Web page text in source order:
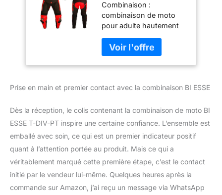
en cuir et tissu,
divisible en 2
pièces veste et
pantalon, réglable
(Noir/Rouge, L)
Combinaison :
combinaison de moto
pour adulte hautement
combinaison divisible et
réglable (veste et
pantalon) Matière : cuir
mm) et tissu
Prise en main et premier contact avec la combinaison BI ESSE
Dès la réception, le colis contenant la combinaison de moto BI
ESSE T-DIV-PT inspire une certaine confiance. L’ensemble est
emballé avec soin, ce qui est un premier indicateur positif
quant à l’attention portée au produit. Mais ce qui a
véritablement marqué cette première étape, c’est le contact
initié par le vendeur lui-même. Quelques heures après la
commande sur Amazon, j’ai reçu un message via WhatsApp